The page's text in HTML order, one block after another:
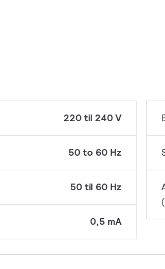
220 til 240 V
50 to 60 Hz
50 til 60 Hz
0,5 mA